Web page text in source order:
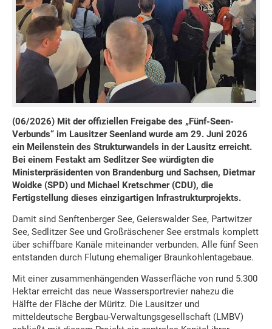
(06/2026) Mit der offiziellen Freigabe des „Fünf-Seen-
Verbunds“ im Lausitzer Seenland wurde am 29. Juni 2026
ein Meilenstein des Strukturwandels in der Lausitz erreicht.
Bei einem Festakt am Sedlitzer See würdigten die
Ministerpräsidenten von Brandenburg und Sachsen, Dietmar
Woidke (SPD) und Michael Kretschmer (CDU), die
Fertigstellung dieses einzigartigen Infrastrukturprojekts.
Damit sind Senftenberger See, Geierswalder See, Partwitzer
See, Sedlitzer See und Großräschener See erstmals komplett
über schiffbare Kanäle miteinander verbunden. Alle fünf Seen
entstanden durch Flutung ehemaliger Braunkohlentagebaue.
Mit einer zusammenhängenden Wasserfläche von rund 5.300
Hektar erreicht das neue Wassersportrevier nahezu die
Hälfte der Fläche der Müritz. Die Lausitzer und
mitteldeutsche Bergbau-Verwaltungsgesellschaft (LMBV)